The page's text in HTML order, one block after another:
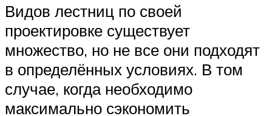
Видов лестниц по своей
проектировке существует
множество, но не все они подходят
в определённых условиях. В том
случае, когда необходимо
максимально сэкономить